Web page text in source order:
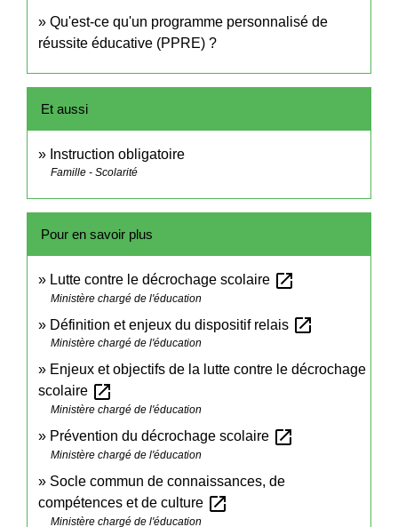
Qu'est-ce qu'un programme personnalisé de
réussite éducative (PPRE) ?
Et aussi
Instruction obligatoire
Famille - Scolarité
Pour en savoir plus
Lutte contre le décrochage scolaire open_in_new
Ministère chargé de l'éducation
Définition et enjeux du dispositif relais open_in_new
Ministère chargé de l'éducation
Enjeux et objectifs de la lutte contre le décrochage
scolaire open_in_new
Ministère chargé de l'éducation
Prévention du décrochage scolaire open_in_new
Ministère chargé de l'éducation
Socle commun de connaissances, de
compétences et de culture open_in_new
Ministère chargé de l'éducation